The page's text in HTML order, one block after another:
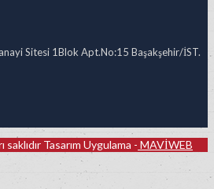
Sitesi 1Blok Apt.No:15 Başakşehir/İST.
Tasarım Uygulama - MAVİWEB